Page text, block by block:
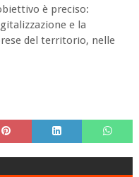
è preciso:
e la
del territorio, nelle